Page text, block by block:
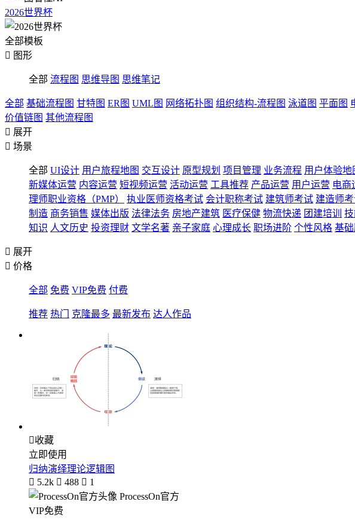
2026世界杯
全部模板
 图形
全部 流程图 思维导图 思维笔记
全部 基础流程图 甘特图 ER图 UML图 网络拓扑图 组织结构-流程图 泳道图 平面图
价值链图 其他流程图
 展开
 场景
全部 UI设计 用户旅程地图 交互设计 原型规划 项目管理 业务流程 用户体验地
新媒体运营 内容运营 短视频运营 活动运营 工具推荐 产品运营 用户运营 电商
理师职业资格（PMP）
执业医师资格考试 会计职称考试 建筑师考试 建造师
制造 商务销售 媒体出版 法律法务 房地产建筑 医疗保健 物流快递 团建培训
知识 人文历史 投资理财 文学名著 亲子家庭 心理成长 职场进阶 个性风格 基
 展开
 价格
全部 免费 VIP免费 付费
推荐 热门 克隆最多 最新发布 达人作品
收藏
立即使用
归纳演绎理论逻辑图
 5.2k  488  1
ProcessOn官方
VIP免费